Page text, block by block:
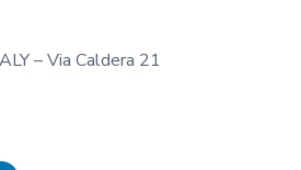
– Via Caldera 21